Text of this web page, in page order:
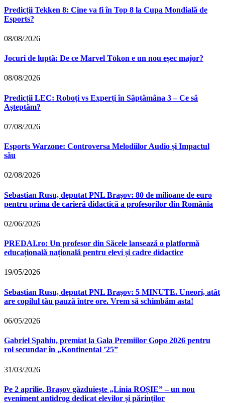
Predicții Tekken 8: Cine va fi în Top 8 la Cupa Mondială de
Esports?
08/08/2026
Jocuri de luptă: De ce Marvel Tōkon e un nou eșec major?
08/08/2026
Predicții LEC: Roboți vs Experți în Săptămâna 3 – Ce să
Așteptăm?
07/08/2026
Esports Warzone: Controversa Melodiilor Audio și Impactul
său
02/08/2026
Sebastian Rusu, deputat PNL Brașov: 80 de milioane de euro
pentru prima de carieră didactică a profesorilor din România
02/06/2026
PREDAI.ro: Un profesor din Săcele lansează o platformă
educațională națională pentru elevi și cadre didactice
19/05/2026
Sebastian Rusu, deputat PNL Brașov: 5 MINUTE. Uneori, atât
are copilul tău pauză între ore. Vrem să schimbăm asta!
06/05/2026
Gabriel Spahiu, premiat la Gala Premiilor Gopo 2026 pentru
rol secundar în „Kontinental ’25”
31/03/2026
Pe 2 aprilie, Brașov găzduiește „Linia ROȘIE” – un nou
eveniment antidrog dedicat elevilor și părinților